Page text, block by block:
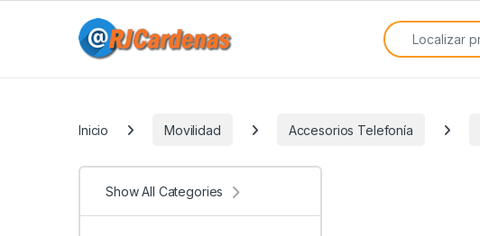
Search for:
Inicio Movilidad Accesorios Telefonía
Show All Categories